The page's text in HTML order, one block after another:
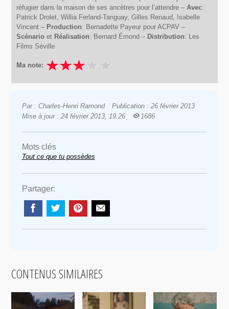
réfugier dans la maison de ses ancètres pour l’attendre –Avec:
Patrick Drolet, Willia Ferland-Tanguay, Gilles Renaud, Isabelle
Vincent – Production: Bernadette Payeur pour ACPAV –
Scénario et Réalisation: Bernard Émond – Distribution: Les
Films Séville
Ma note:
Par : Charles-Henri Ramond
Publication : 26 février 2013
Mise à jour : 24 février 2013, 19:26
1686
Mots clés
Tout ce que tu possèdes
Partager:
CONTENUS SIMILAIRES